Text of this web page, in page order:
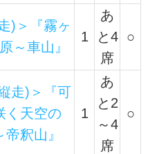
)＞『霧ヶ
～車山』
1
あ
と4
席
○
走)＞『可
く天空の
釈山』
1
あ
と2
～4
席
○